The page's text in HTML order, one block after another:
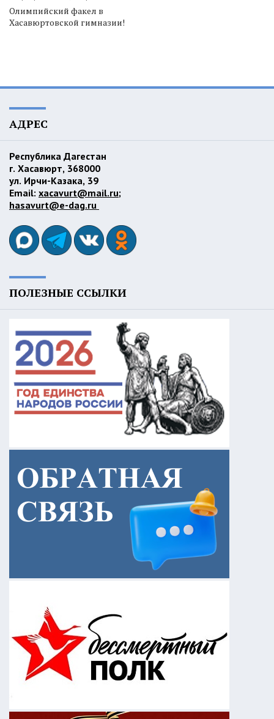
Олимпийский факел в
Хасавюртовской гимназии!
АДРЕС
Республика Дагестан
г. Хасавюрт, 368000
ул. Ирчи-Казака, 39
Email: xacavurt@mail.ru;
hasavurt@e-dag.ru
ПОЛЕЗНЫЕ ССЫЛКИ